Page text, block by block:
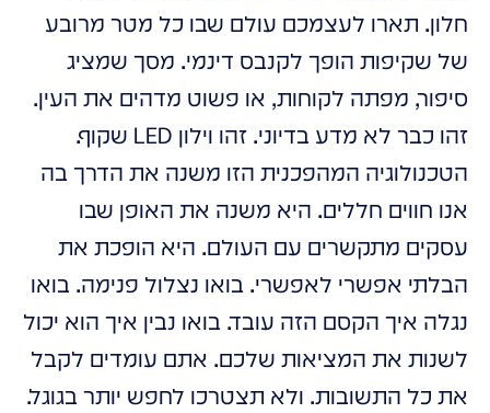
חלון. תארו לעצמכם עולם שבו כל מטר מרובע
של שקיפות הופך לקנבס דינמי. מסך שמציג
סיפור, מפתה לקוחות, או פשוט מדהים את העין.
זהו כבר לא מדע בדיוני. זהו וילון LED שקוף.
הטכנולוגיה המהפכנית הזו משנה את הדרך בה
אנו חווים חללים. היא משנה את האופן שבו
עסקים מתקשרים עם העולם. היא הופכת את
הבלתי אפשרי לאפשרי. בואו נצלול פנימה. בואו
נגלה איך הקסם הזה עובד. בואו נבין איך הוא יכול
לשנות את המציאות שלכם. אתם עומדים לקבל
את כל התשובות. ולא תצטרכו לחפש יותר בגוגל.